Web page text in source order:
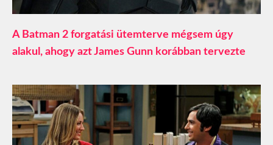
A Batman 2 forgatási ütemterve mégsem úgy
alakul, ahogy azt James Gunn korábban tervezte